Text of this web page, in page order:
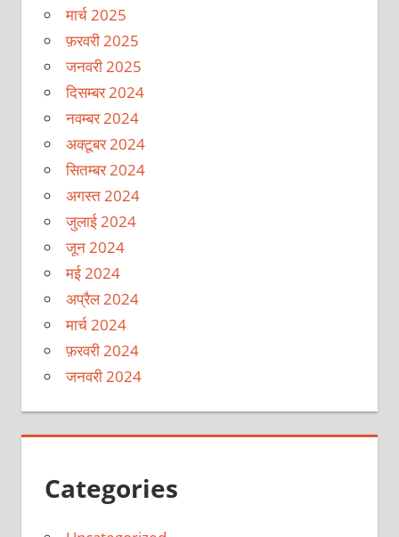
मार्च 2025
फ़रवरी 2025
जनवरी 2025
दिसम्बर 2024
नवम्बर 2024
अक्टूबर 2024
सितम्बर 2024
अगस्त 2024
जुलाई 2024
जून 2024
मई 2024
अप्रैल 2024
मार्च 2024
फ़रवरी 2024
जनवरी 2024
Categories